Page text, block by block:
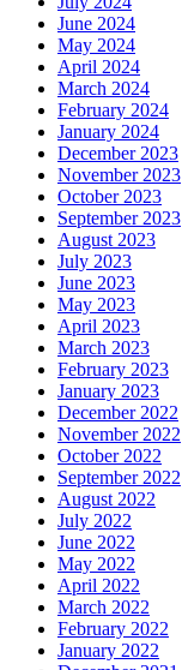
June 2024
May 2024
April 2024
March 2024
February 2024
January 2024
December 2023
November 2023
October 2023
September 2023
August 2023
July 2023
June 2023
May 2023
April 2023
March 2023
February 2023
January 2023
December 2022
November 2022
October 2022
September 2022
August 2022
July 2022
June 2022
May 2022
April 2022
March 2022
February 2022
January 2022